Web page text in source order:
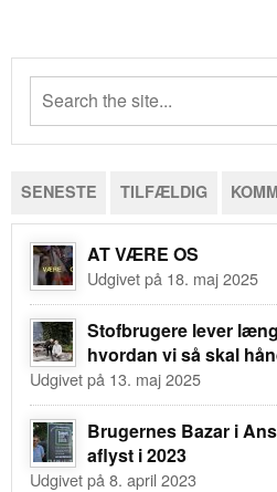
SENESTE TILFÆLDIG
AT VÆRE OS
Udgivet på 18. maj 2025
Stofbrugere lever
hvordan vi så skal
Udgivet på 13. maj 2025
Brugernes Bazar i
aflyst i 2023
Udgivet på 8. april 2023